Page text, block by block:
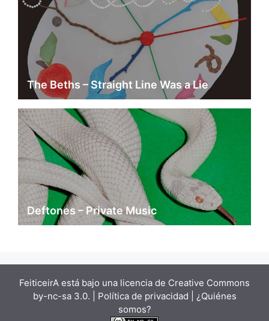
The Beths – Straight Line Was a Lie
Deftones – Private Music
FeiticeirA está bajo una licencia de Creative Commons
by-nc-sa 3.0. | Política de privacidad | ¿Quiénes
somos?